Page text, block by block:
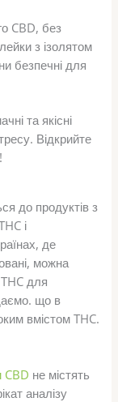
CBD, без
з ізолятом
безпечні для
до продуктів з
і
де
можна
для
що в
вмістом THC.
CBD не містять
аналізу